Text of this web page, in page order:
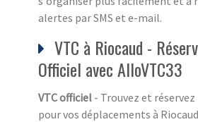
alertes par SMS et e-mail.
VTC à Riocaud -
Officiel avec AlloVTC33
VTC officiel - Trouvez et
pour vos déplacements à